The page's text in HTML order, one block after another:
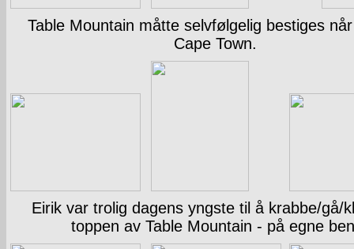
Table Mountain måtte selvfølgelig bestiges
Cape Town.
Eirik var trolig dagens yngste til å krabbe/gå/
toppen av Table Mountain - på egne